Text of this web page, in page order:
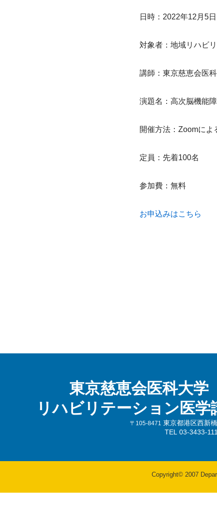
日時：2022年12月5
対象者：地域リハビ
講師：東京慈恵会医
演題名：高次脳機能
開催方法：Zoomによ
定員：先着100名
参加費：無料
お申込みはこちら
東京慈恵会医科大学
リハビリテーション医学
〒105-8471
東京都港区西新
TEL 03-3433-
Copyright© 2007